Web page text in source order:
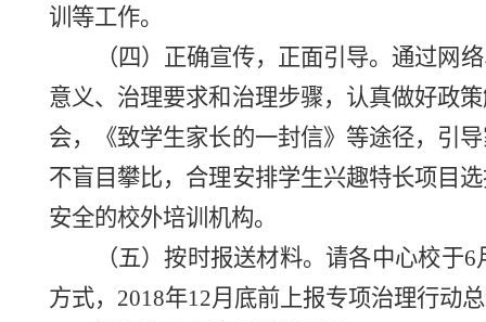
训等工作。
（四）正确宣传，正面引导。通过网
意义、治理要求和治理步骤，认真做好政
会，
《致学生家长的一封信》等途径，引
不盲目攀比，合理安排学生兴趣特长项目
安全的校外培训机构。
（五）按时报送材料。请各中心校于6
方式，2018年12月底前上报专项治理行动